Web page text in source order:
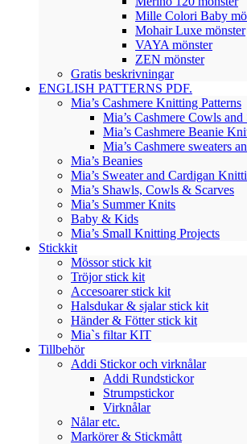
Mille Colori Baby
Mohair Luxe mönster
VAYA mönster
ZEN mönster
Gratis beskrivningar
ENGLISH PATTERNS PDF.
Mia’s Cashmere Knitting Patterns
Mia’s Cashmere Cowls and
Mia’s Cashmere Beanie
Mia’s Cashmere sweaters
Mia’s Beanies
Mia’s Sweater and Cardigan
Mia’s Shawls, Cowls & Scarves
Mia’s Summer Knits
Baby & Kids
Mia’s Small Knitting Projects
Stickkit
Mössor stick kit
Tröjor stick kit
Accesoarer stick kit
Halsdukar & sjalar stick kit
Händer & Fötter stick kit
Mia`s filtar KIT
Tillbehör
Addi Stickor och virknålar
Addi Rundstickor
Strumpstickor
Virknålar
Nålar etc.
Markörer & Stickmått